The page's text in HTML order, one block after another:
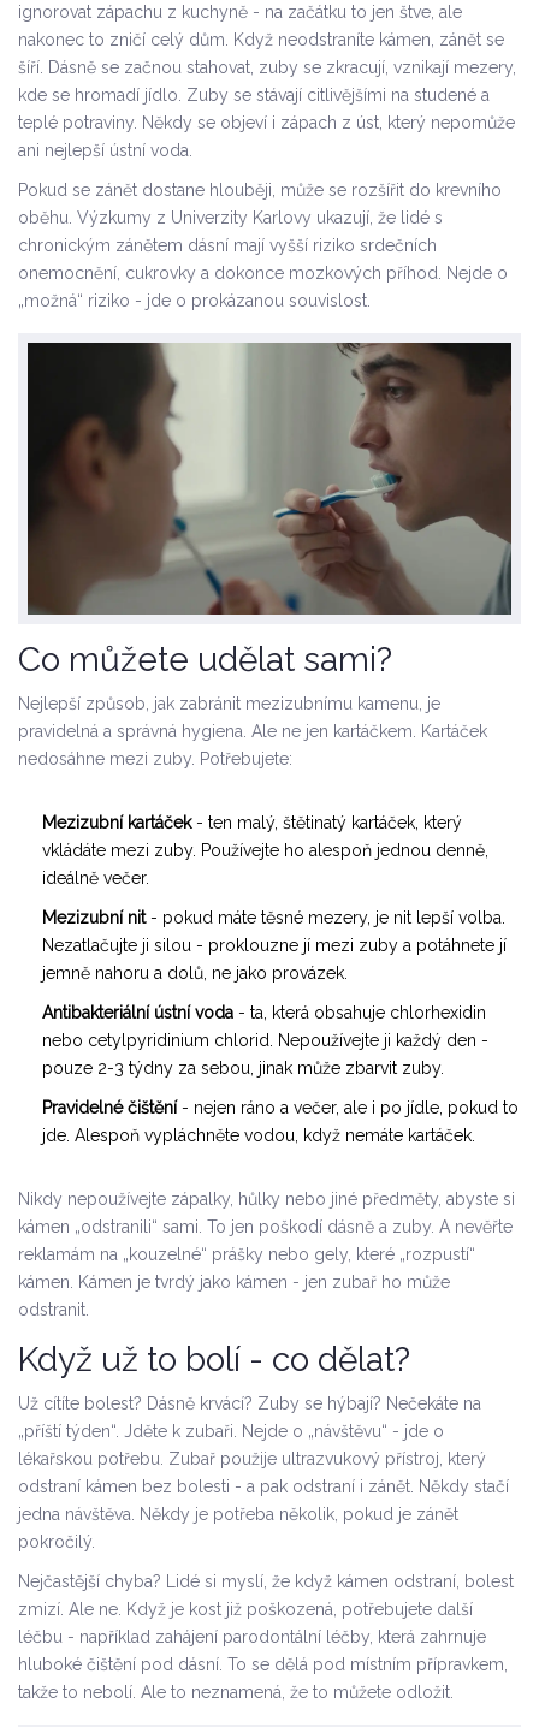
ignorovat zápachu z kuchyně - na začátku to jen štve, ale
nakonec to zničí celý dům. Když neodstraníte kámen, zánět se
šíří. Dásně se začnou stahovat, zuby se zkracují, vznikají mezery,
kde se hromadí jídlo. Zuby se stávají citlivějšími na studené a
teplé potraviny. Někdy se objeví i zápach z úst, který nepomůže
ani nejlepší ústní voda.
Pokud se zánět dostane hlouběji, může se rozšířit do krevního
oběhu. Výzkumy z Univerzity Karlovy ukazují, že lidé s
chronickým zánětem dásní mají vyšší riziko srdečních
onemocnění, cukrovky a dokonce mozkových příhod. Nejde o
„možná“ riziko - jde o prokázanou souvislost.
Co můžete udělat sami?
Nejlepší způsob, jak zabránit mezizubnímu kamenu, je
pravidelná a správná hygiena. Ale ne jen kartáčkem. Kartáček
nedosáhne mezi zuby. Potřebujete:
Mezizubní kartáček- ten malý, štětinatý kartáček, který
vkládáte mezi zuby. Používejte ho alespoň jednou denně,
ideálně večer.
Mezizubní nit- pokud máte těsné mezery, je nit lepší volba.
Nezatlačujte ji silou - proklouzne jí mezi zuby a potáhnete jí
jemně nahoru a dolů, ne jako provázek.
Antibakteriální ústní voda - ta, která obsahuje chlorhexidin
nebo cetylpyridinium chlorid. Nepoužívejte ji každý den -
pouze 2-3 týdny za sebou, jinak může zbarvit zuby.
Pravidelné čištění- nejen ráno a večer, ale i po jídle, pokud to
jde. Alespoň vypláchněte vodou, když nemáte kartáček.
Nikdy nepoužívejte zápalky, hůlky nebo jiné předměty, abyste si
kámen „odstranili“ sami. To jen poškodí dásně a zuby. A nevěřte
reklamám na „kouzelné“ prášky nebo gely, které „rozpustí“
kámen. Kámen je tvrdý jako kámen - jen zubař ho může
odstranit.
Když už to bolí - co dělat?
Už cítíte bolest? Dásně krvácí? Zuby se hýbají? Nečekáte na
„příští týden“. Jděte k zubaři. Nejde o „návštěvu“ - jde o
lékařskou potřebu. Zubař použije ultrazvukový přístroj, který
odstraní kámen bez bolesti - a pak odstraní i zánět. Někdy stačí
jedna návštěva. Někdy je potřeba několik, pokud je zánět
pokročilý.
Nejčastější chyba? Lidé si myslí, že když kámen odstraní, bolest
zmizí. Ale ne. Když je kost již poškozená, potřebujete další
léčbu - například zahájení parodontální léčby, která zahrnuje
hluboké čištění pod dásní. To se dělá pod místním přípravkem,
takže to nebolí. Ale to neznamená, že to můžete odložit.